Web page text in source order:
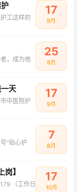
工这样的
17
9月
，成为他
25
9月
天
中医院护
17
9月
“贴心护
7
8月
】
（工作日
17
10月